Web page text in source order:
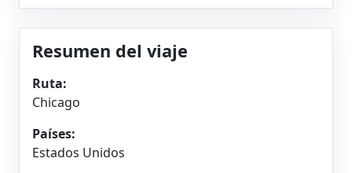
Resumen del viaje
Ruta:
Chicago
Países:
Estados Unidos